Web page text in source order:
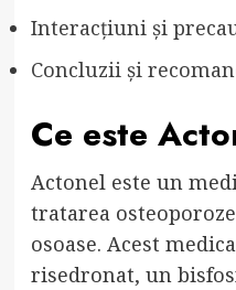
Interacțiuni și
Concluzii și
Ce este
Actonel este un
tratarea
osoase. Acest
risedronat, un